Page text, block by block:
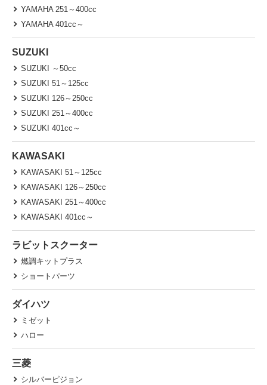
YAMAHA 251～400cc
YAMAHA 401cc～
SUZUKI
SUZUKI ～50cc
SUZUKI 51～125cc
SUZUKI 126～250cc
SUZUKI 251～400cc
SUZUKI 401cc～
KAWASAKI
KAWASAKI 51～125cc
KAWASAKI 126～250cc
KAWASAKI 251～400cc
KAWASAKI 401cc～
ラビットスクーター
燃調キットプラス
ショートパーツ
ダイハツ
ミゼット
ハロー
三菱
シルバーピジョン